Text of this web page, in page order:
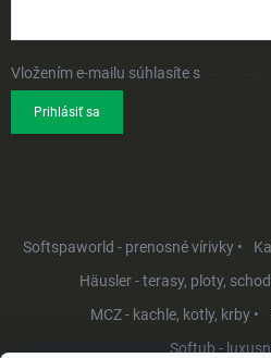
Vložením e-mailu súhlasíte s
Prihlásiť sa
Softspaworld - prenosné vírivky •
Häusler - terasy, ploty,
MCZ - kachle, kotly, krby •
Softub -